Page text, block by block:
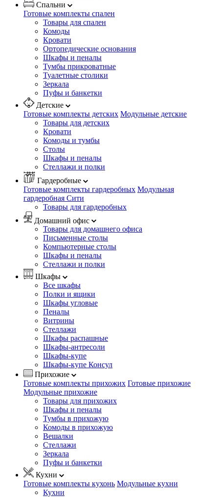
Спальни
Готовые комплекты спален
Товары для спален
Комоды
Кровати
Ортопедические основания
Шкафы и пеналы
Тумбы прикроватные
Туалетные столики
Зеркала
Пуфы и банкетки
Детские
Готовые комплекты детских Модульные детские
Товары для детских
Кровати
Комоды и тумбы
Столы
Шкафы и пеналы
Стеллажи и полки
Гардеробные
Готовые комплекты гардеробных Модульная
гардеробная Сити
Товары для гардеробных
Домашний офис
Товары для домашнего офиса
Письменные столы
Компьютерные столы
Шкафы и пеналы
Стеллажи и полки
Шкафы
Все шкафы
Полки и ящики
Шкафы угловые
Пеналы
Витрины
Стеллажи
Шкафы распашные
Шкафы-антресоли
Шкафы-купе
Шкафы-купе Консул
Прихожие
Готовые комплекты прихожих Готовые прихожие
Модульные прихожие
Товары для прихожих
Шкафы и пеналы
Тумбы в прихожую
Комоды в прихожую
Вешалки
Стеллажи
Зеркала
Пуфы и банкетки
Кухни
Готовые комплекты кухонь Модульные кухни
Кухни